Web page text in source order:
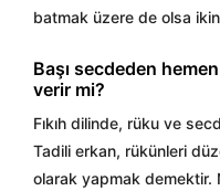
batmak üzere de olsa
Başı secdeden
verir mi?
Fıkıh dilinde, rüku ve
Tadili erkan, rükünleri
olarak yapmak demektir.